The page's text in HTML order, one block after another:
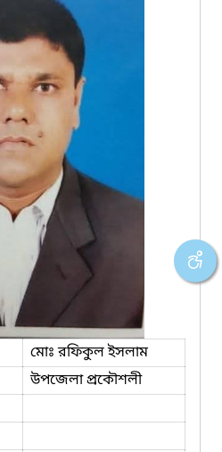
মোঃ রফিকুল ইসলাম
উপজেলা প্রকৌশলী